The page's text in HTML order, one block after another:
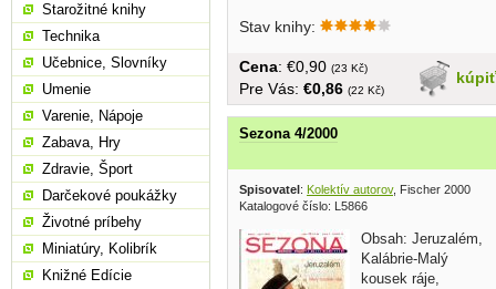
Stav knihy:
kúpiť
Cena: €0,90 (23 Kč)
Pre Vás: €0,86 (22 Kč)
Sezona 4/2000
Spisovatel : Kolektív autorov, Fischer 2000
Katalogové číslo: L5866
Obsah: Jeruzalém,
Kalábrie-Malý
kousek ráje,
Starožitné knihy
Technika
Učebnice, Slovníky
Umenie
Varenie, Nápoje
Zabava, Hry
Zdravie, Šport
Darčekové poukážky
Životné príbehy
Miniatúry, Kolibrík
Knižné Edície